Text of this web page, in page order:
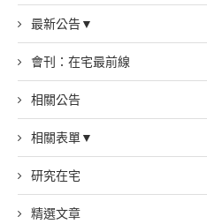
最新公告▼
會刊：在宅最前線
相關公告
相關表單▼
研究在宅
精選文章